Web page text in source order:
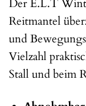
Der E.L.T
Reitmantel
und
Vielzahl
Stall und beim